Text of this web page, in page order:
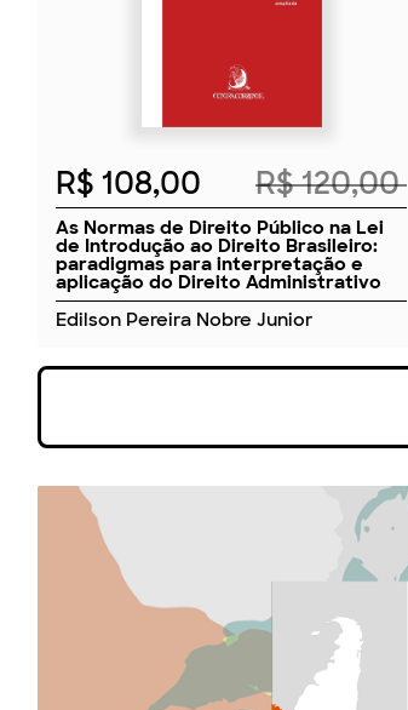
R$ 108,00 R$ 120,00
As Normas de Direito Público na Lei
de Introdução ao Direito Brasileiro:
paradigmas para interpretação e
aplicação do Direito Administrativo
Edilson Pereira Nobre Junior